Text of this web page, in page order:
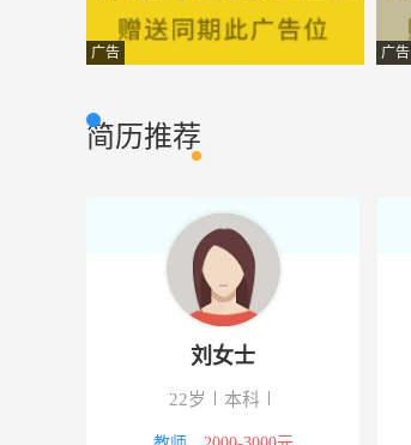
按揭专员 金融理财
销售助理 其他类型
业务拓展专员/助理 其他类型
安全管理部经理 其他类型
市场营销
销售经理 市场营销
广告 广告
简历推荐
刘女士
22岁 本科